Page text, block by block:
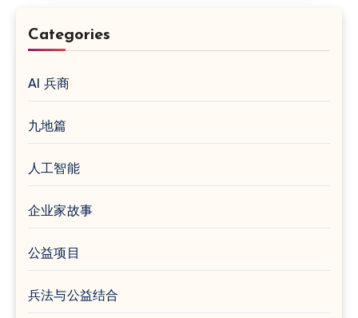
Categories
AI 兵商
九地篇
人工智能
企业家故事
公益项目
兵法与公益结合